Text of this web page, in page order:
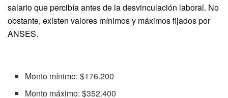
salario que percibía antes de la desvinculación laboral. No
obstante, existen valores mínimos y máximos fijados por
ANSES.
Monto mínimo: $176.200
Monto máximo: $352.400